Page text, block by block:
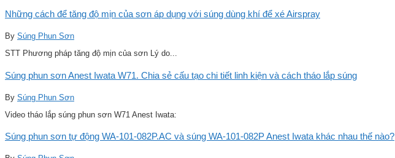
Những cách để tăng độ mịn của sơn áp dụng với súng dùng khí để xé Airspray
By Súng Phun Sơn
STT Phương pháp tăng độ mịn của sơn Lý do...
Súng phun sơn Anest Iwata W71. Chia sẻ cấu tạo chi tiết linh kiện và cách tháo lắp súng
By Súng Phun Sơn
Video tháo lắp súng phun sơn W71 Anest Iwata:
Súng phun sơn tự động WA-101-082P.AC và súng WA-101-082P Anest Iwata khác nhau thế nào?